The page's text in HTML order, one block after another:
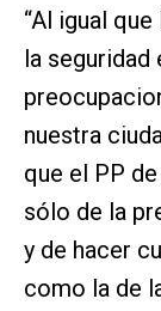
“Al igual
la seguridad
nuestra
que el PP
sólo de la
y de hacer
como la de